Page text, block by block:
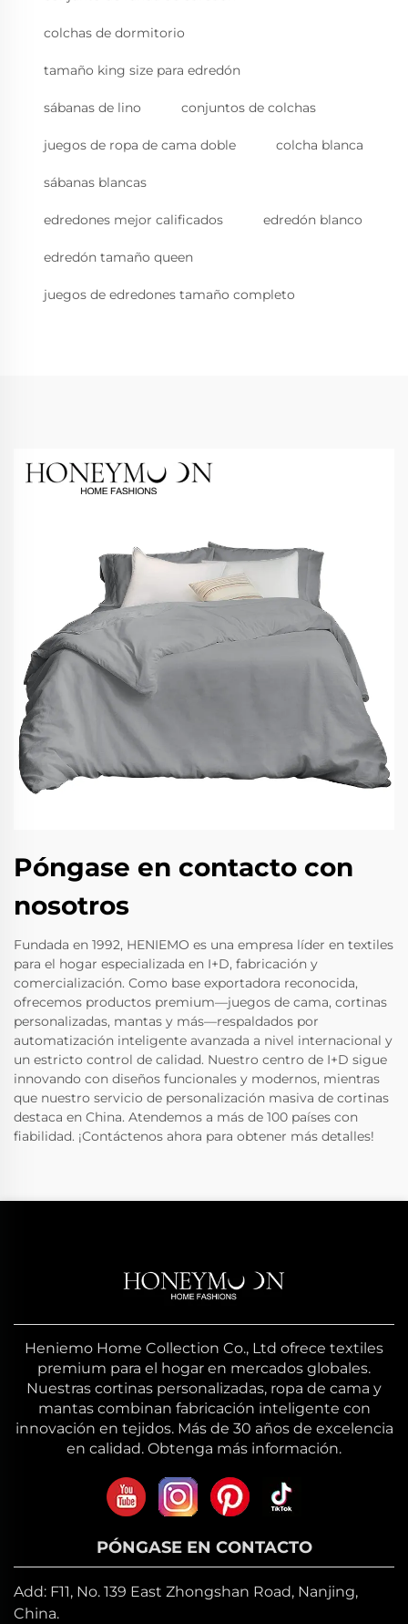
colchas de dormitorio
tamaño king size para edredón
sábanas de lino conjuntos de colchas
juegos de ropa de cama doble colcha blanca
sábanas blancas
edredones mejor calificados edredón blanco
edredón tamaño queen
juegos de edredones tamaño completo
Póngase en contacto con
nosotros
Fundada en 1992, HENIEMO es una empresa líder en textiles
para el hogar especializada en I+D, fabricación y
comercialización. Como base exportadora reconocida,
ofrecemos productos premium—juegos de cama, cortinas
personalizadas, mantas y más—respaldados por
automatización inteligente avanzada a nivel internacional y
un estricto control de calidad. Nuestro centro de I+D sigue
innovando con diseños funcionales y modernos, mientras
que nuestro servicio de personalización masiva de cortinas
destaca en China. Atendemos a más de 100 países con
fiabilidad. ¡Contáctenos ahora para obtener más detalles!
Heniemo Home Collection Co., Ltd ofrece textiles
premium para el hogar en mercados globales.
Nuestras cortinas personalizadas, ropa de cama y
mantas combinan fabricación inteligente con
innovación en tejidos. Más de 30 años de excelencia
en calidad. Obtenga más información.
PÓNGASE EN CONTACTO
Add: F11, No. 139 East Zhongshan Road, Nanjing,
China.